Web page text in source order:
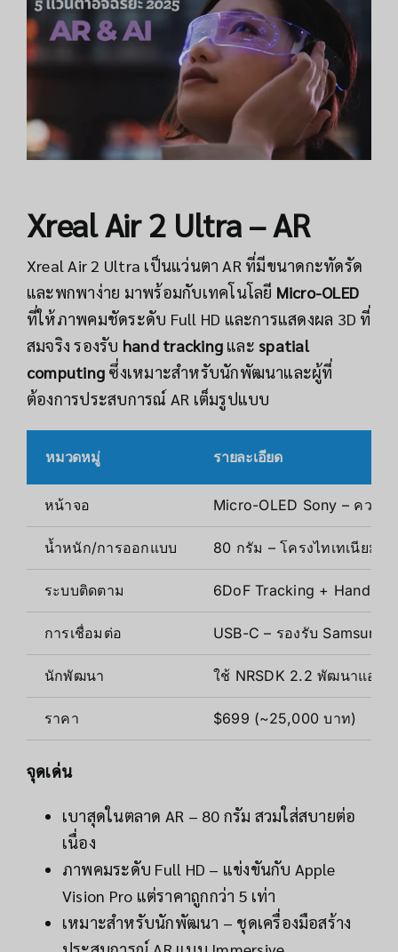
Xreal Air 2 Ultra – AR
Xreal Air 2 Ultra เป็นแว่นตา AR ที่มีขนาดกะทัดรัด
และพกพาง่าย มาพร้อมกับเทคโนโลยี Micro-OLED
ที่ให้ภาพคมชัดระดับ Full HD และการแสดงผล 3D ที่
สมจริง รองรับ hand tracking และ spatial
computing ซึ่งเหมาะสำหรับนักพัฒนาและผู้ที่
ต้องการประสบการณ์ AR เต็มรูปแบบ
หมวดหมู่ รายละเอียด
หน้าจอ Micro-OLED Sony – ควา
น้ำหนัก/การออกแบบ 80 กรัม – โครงไทเทเนียม
ระบบติดตาม 6DoF Tracking + Hand
การเชื่อมต่อ USB-C – รองรับ Samsung
นักพัฒนา ใช้ NRSDK 2.2 พัฒนาแอป
ราคา $699 (~25,000 บาท)
จุดเด่น
เบาสุดในตลาด AR – 80 กรัม สวมใส่สบายต่อ
เนื่อง
ภาพคมระดับ Full HD – แข่งขันกับ Apple
Vision Pro แต่ราคาถูกกว่า 5 เท่า
เหมาะสำหรับนักพัฒนา – ชุดเครื่องมือสร้าง